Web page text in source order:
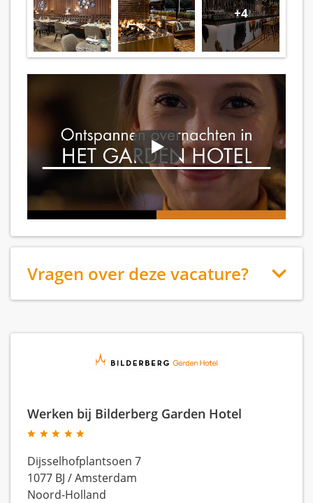
+4
Vragen over deze vacature?
Werken bij Bilderberg Garden Hotel
Dijsselhofplantsoen 7
1077 BJ /Amsterdam
Noord-Holland